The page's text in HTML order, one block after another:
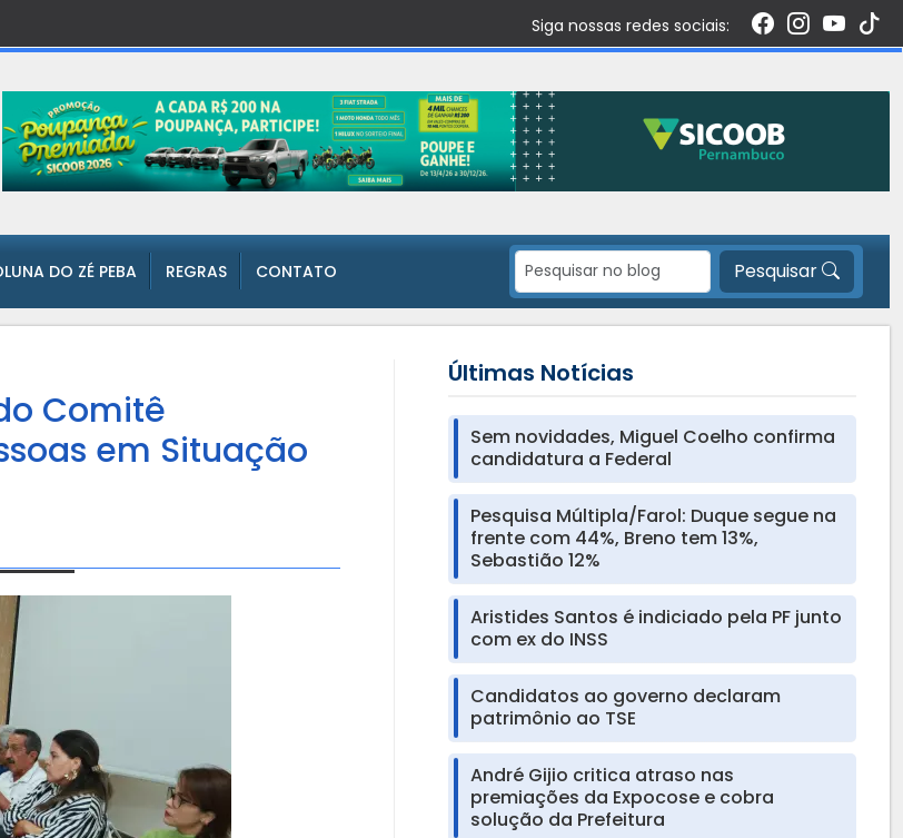
Siga nossas redes sociais:
DO ZÉ PEBA REGRAS CONTATO Pesquisar
Comitê
em Situação
Últimas Notícias
Sem novidades, Miguel Coelho confirma
candidatura a Federal
Pesquisa Múltipla/Farol: Duque segue na
frente com 44%, Breno tem 13%,
Sebastião 12%
Aristides Santos é indiciado pela PF junto
com ex do INSS
Candidatos ao governo declaram
patrimônio ao TSE
André Gijio critica atraso nas
premiações da Expocose e cobra
solução da Prefeitura